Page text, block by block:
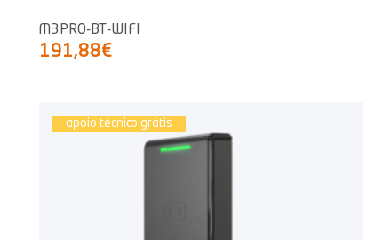
M3PRO-BT-WIFI
191,88€
apoio técnico grátis